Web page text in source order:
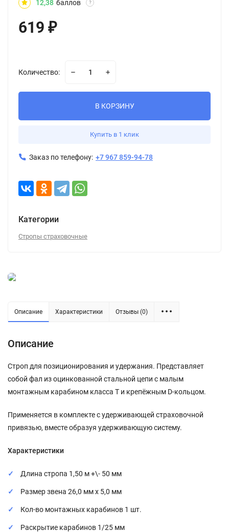
12,38 баллов ?
619 ₽
Количество:
В КОРЗИНУ
Купить в 1 клик
Заказ по телефону: +7 967 859-94-78
Категории
Стропы страховочные
Описание Характеристики Отзывы (0)
Описание
Строп для позиционирования и удержания. Представляет
собой фал из оцинкованной стальной цепи с малым
монтажным карабином класса Т и крепёжным D-кольцом.
Применяется в комплекте с удерживающей страховочной
привязью, вместе образуя удерживающую систему.
Характеристики
Длина стропа 1,50 м +\- 50 мм
Размер звена 26,0 мм х 5,0 мм
Кол-во монтажных карабинов 1 шт.
Раскрытие карабинов 1/25 мм